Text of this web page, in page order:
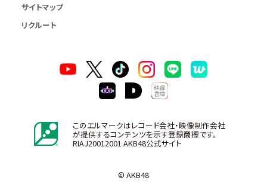
サイトマップ
リクルート
このエルマークはレコード会社・映像制作会社
が提供するコンテンツを示す登録商標です。
RIAJ20012001 AKB48公式サイト
© AKB48